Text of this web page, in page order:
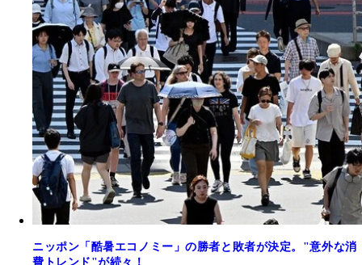
ニッポン「酷暑エコノミー」の勝者と敗者が決定。"意外な消
費トレンド"が続々！